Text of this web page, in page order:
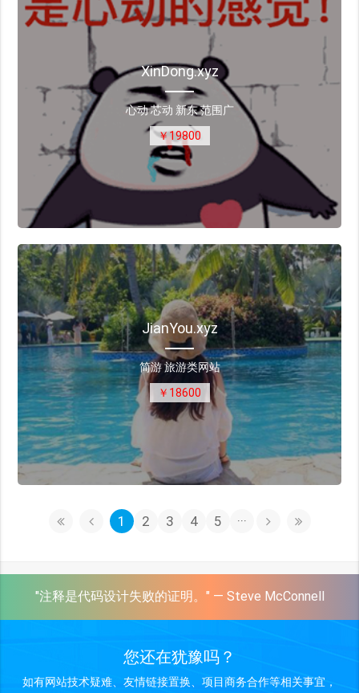
XinDong.xyz
心动 芯动 新东 范围广
￥19800
JianYou.xyz
简游 旅游类网站
￥18600
1 2 3 4 5 ···
"注释是代码设计失败的证明。" — Steve McConnell
您还在犹豫吗？
如有网站技术疑难、友情链接置换、项目商务合作等相关事宜，